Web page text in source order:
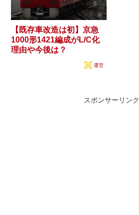
【既存車改造は初】京急
1000形1421編成がL/C化
理由や今後は？
運営
スポンサーリンク